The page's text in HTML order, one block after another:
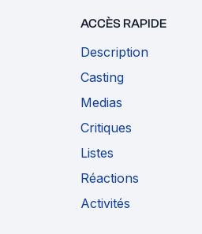
ACCÈS RAPIDE
Description
Casting
Medias
Critiques
Listes
Réactions
Activités